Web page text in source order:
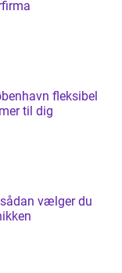
fleksibel
til dig
vælger du